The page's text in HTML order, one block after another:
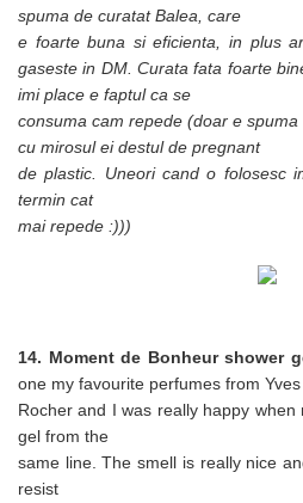
spuma de curatat Balea, care
e foarte buna si eficienta, in plus
gaseste in DM. Curata fata foarte
imi place e faptul ca se
consuma cam repede (doar e
cu mirosul ei destul de pregnant
de plastic. Uneori cand o folosesc
termin cat
mai repede :)))
14. Moment de Bonheur shower
one my favourite perfumes from Yves
Rocher and I was really happy
gel from the
same line. The smell is really nice
resist